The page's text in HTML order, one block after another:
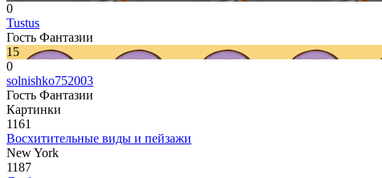
0
Tustus
Гость Фантазии
15
0
solnishko752003
Гость Фантазии
Картинки
1161
Восхитительные виды и пейзажи
New York
1187